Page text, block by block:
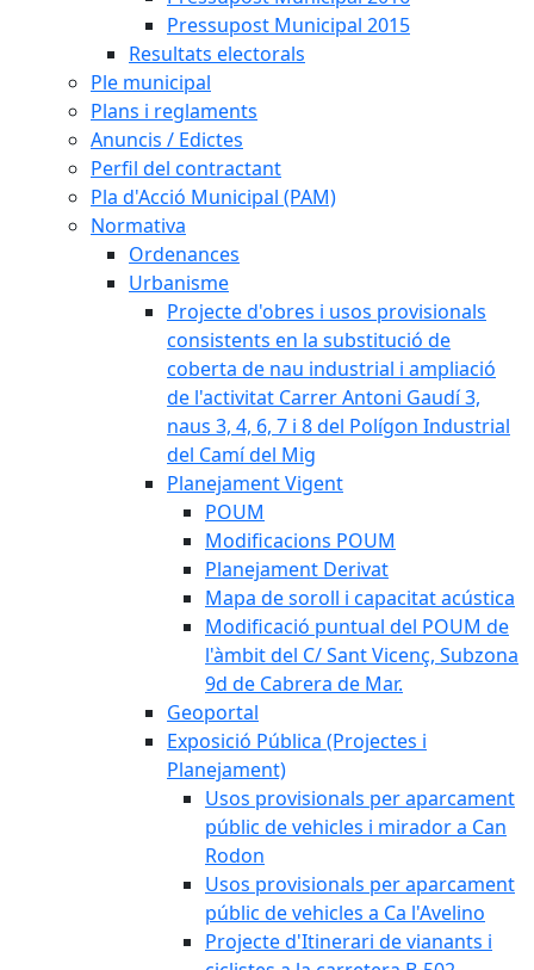
Pressupost Municipal 2015
Resultats electorals
Ple municipal
Plans i reglaments
Anuncis / Edictes
Perfil del contractant
Pla d'Acció Municipal (PAM)
Normativa
Ordenances
Urbanisme
Projecte d'obres i usos provisionals
consistents en la substitució de
coberta de nau industrial i ampliació
de l'activitat Carrer Antoni Gaudí 3,
naus 3, 4, 6, 7 i 8 del Polígon Industrial
del Camí del Mig
Planejament Vigent
POUM
Modificacions POUM
Planejament Derivat
Mapa de soroll i capacitat acústica
Modificació puntual del POUM de
l'àmbit del C/ Sant Vicenç, Subzona
9d de Cabrera de Mar.
Geoportal
Exposició Pública (Projectes i
Planejament)
Usos provisionals per aparcament
públic de vehicles i mirador a Can
Rodon
Usos provisionals per aparcament
públic de vehicles a Ca l'Avelino
Projecte d'Itinerari de vianants i